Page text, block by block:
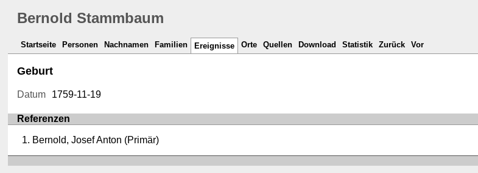
Bernold Stammbaum
Startseite Personen Nachnamen Familien Ereignisse Orte Quellen Download Statistik Zurück Vor
Geburt
Datum 1759-11-19
Referenzen
Bernold, Josef Anton (Primär)